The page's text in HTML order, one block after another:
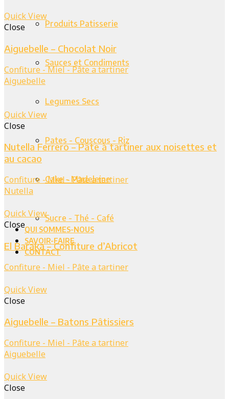
Produits Patisserie
Sauces et Condiments
Legumes Secs
Pates - Couscous - Riz
Cake - Madeleine
Sucre - Thé - Café
QUI SOMMES-NOUS
SAVOIR-FAIRE
CONTACT
Quick View
Close
Aiguebelle – Chocolat Noir
Confiture - Miel - Pâte a tartiner
Aiguebelle
Quick View
Close
Nutella Ferrero – Pâte à tartiner aux noisettes et
au cacao
Confiture - Miel - Pâte a tartiner
Nutella
Quick View
Close
El Baraka – Confiture d’Abricot
Confiture - Miel - Pâte a tartiner
Quick View
Close
Aiguebelle – Batons Pâtissiers
Confiture - Miel - Pâte a tartiner
Aiguebelle
Quick View
Close